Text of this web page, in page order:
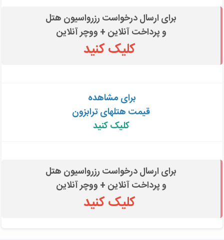
برای ارسال درخواست رزرواسیون هتل
و پرداخت آنلاین + ووچر آنلاین
برای مشاهده
کلیک کنید
برای ارسال درخواست رزرواسیون هتل
و پرداخت آنلاین + ووچر آنلاین